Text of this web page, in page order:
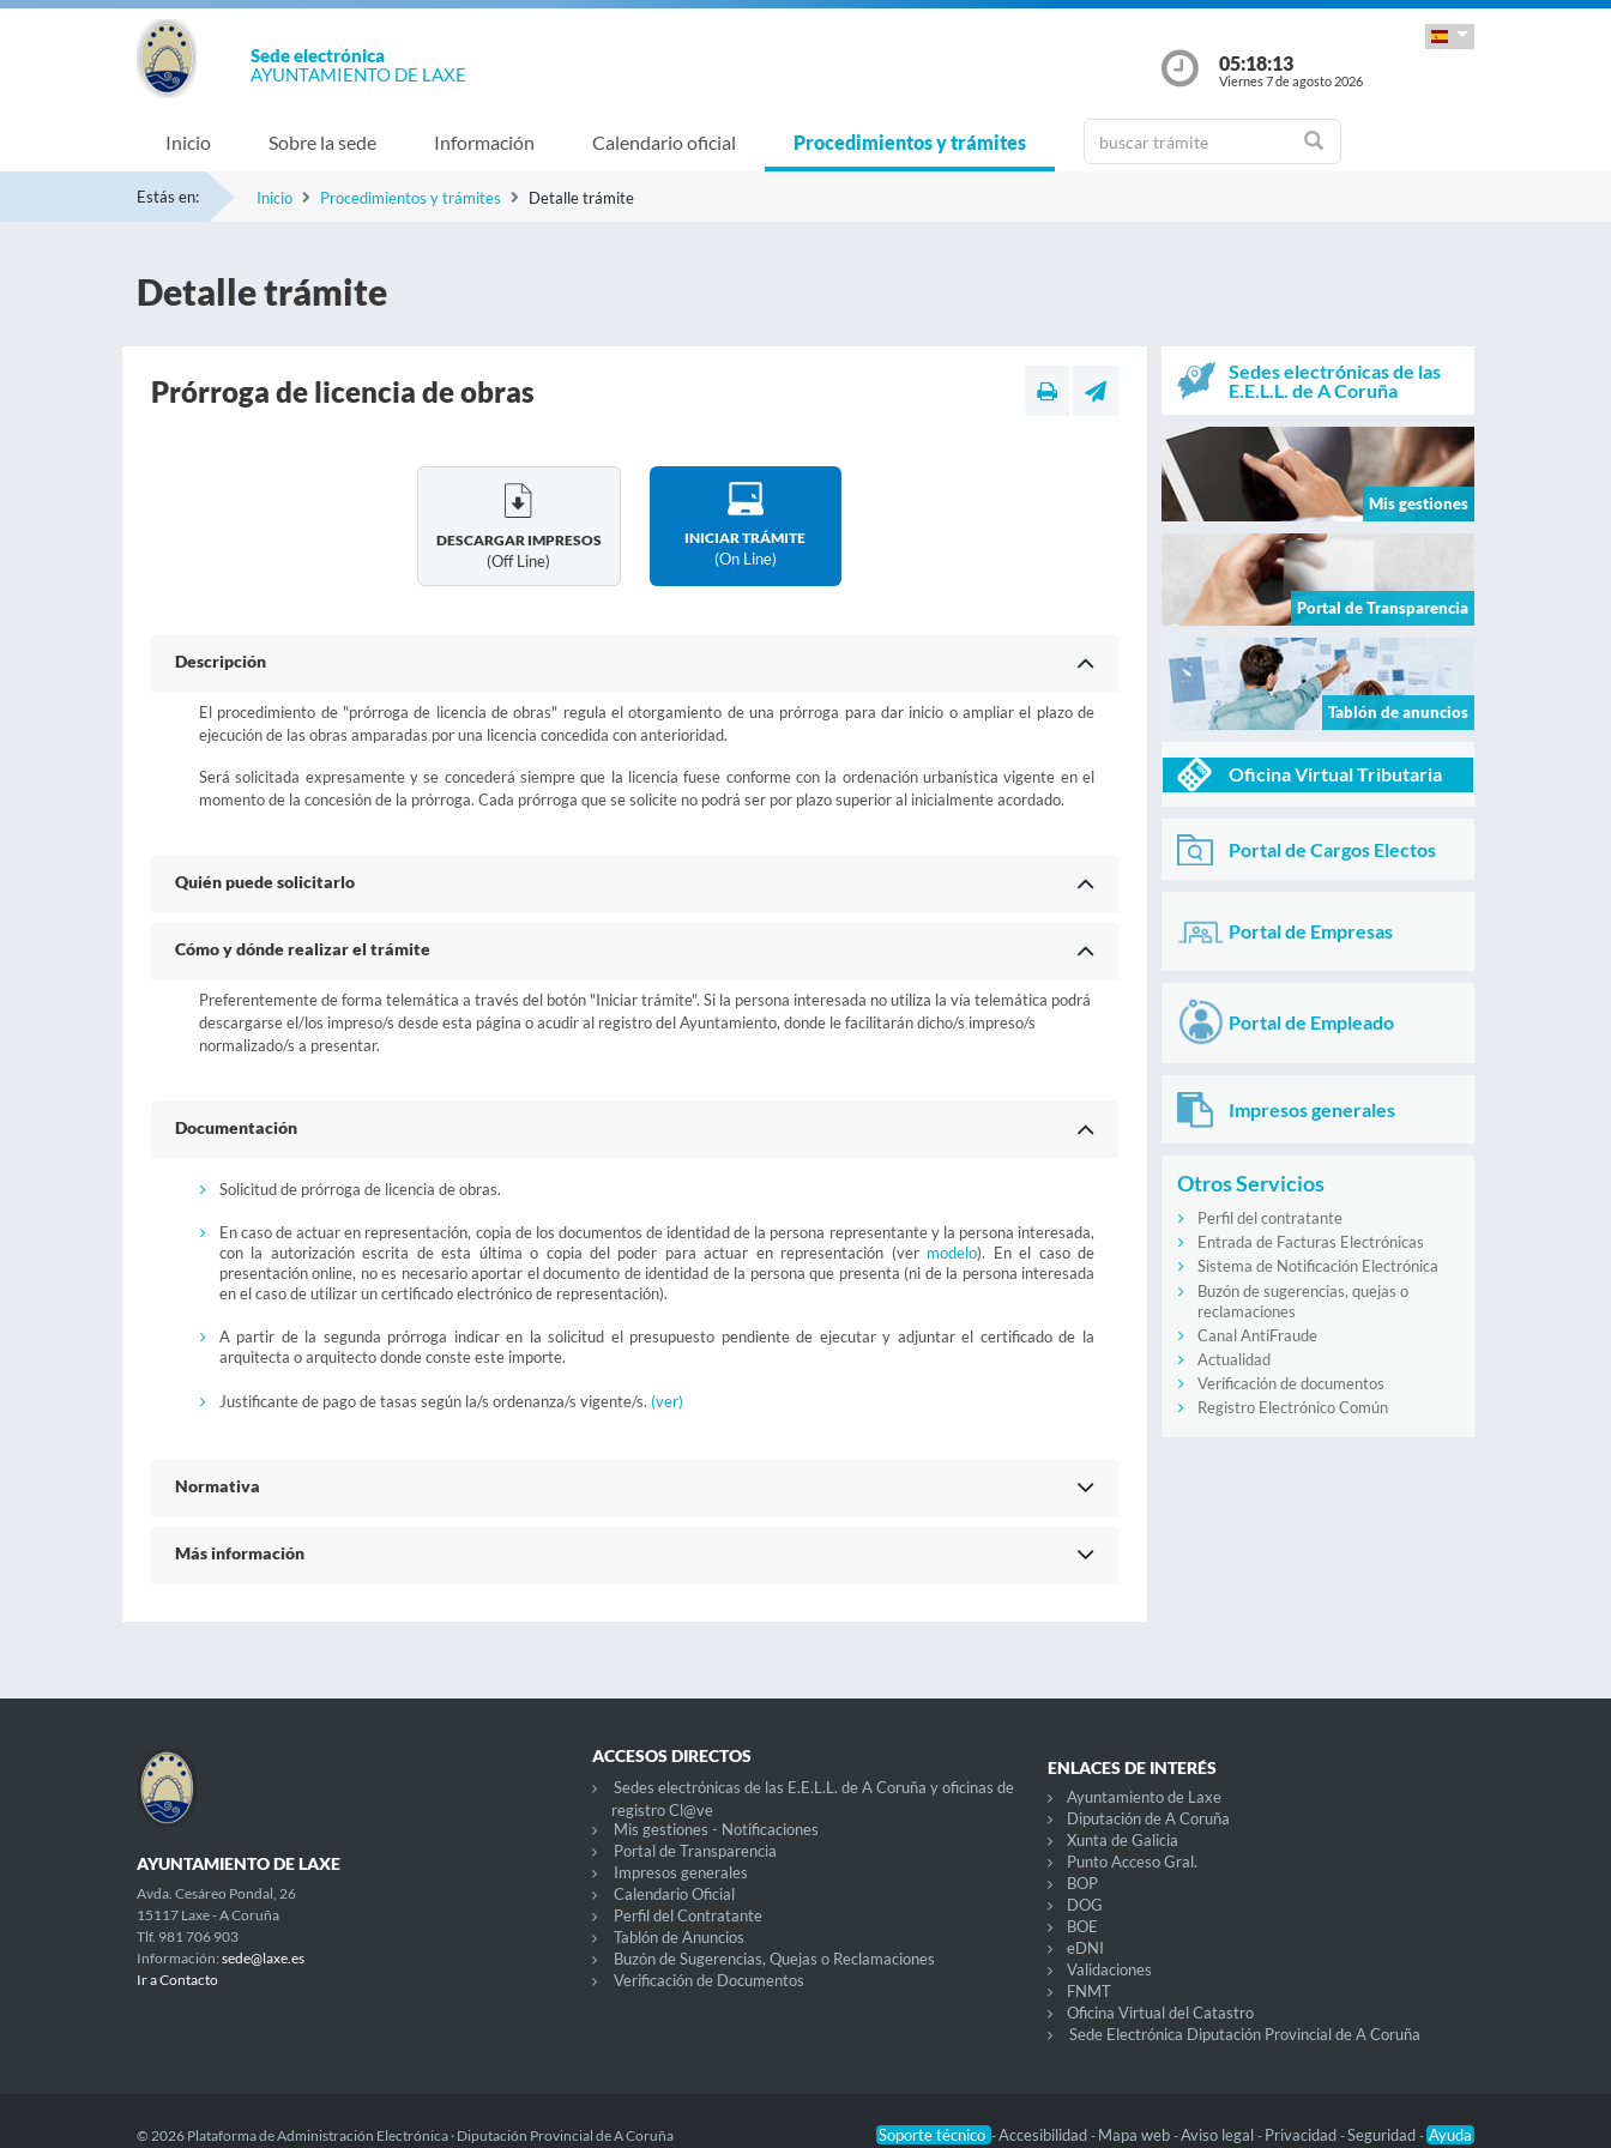
Sede electrónica
AYUNTAMIENTO DE LAXE
05:18:13
Viernes 7 de agosto 2026
Inicio Sobre la sede Información Calendario oficial Procedimientos y trámites
Estás en: Inicio Procedimientos y trámites Detalle trámite
Detalle trámite
Prórroga de licencia de obras
DESCARGAR IMPRESOS
(off Line)
INICIAR TRÁMITE
(on Line)
Descripción
El procedimiento de "prórroga de licencia de obras" regula el otorgamiento de una prórroga para dar inicio o ampliar el plazo de
ejecución de las obras amparadas por una licencia concedida con anterioridad.
Será solicitada expresamente y se concederá siempre que la licencia fuese conforme con la ordenación urbanística vigente en el
momento de la concesión de la prórroga. Cada prórroga que se solicite no podrá ser por plazo superior al inicialmente acordado.
Quién puede solicitarlo
Cómo y dónde realizar el trámite
Preferentemente de forma telemática a través del botón "Iniciar trámite". Si la persona interesada no utiliza la vía telemática podrá
descargarse el/los impreso/s desde esta página o acudir al registro del Ayuntamiento, donde le facilitarán dicho/s impreso/s
normalizado/s a presentar.
Documentación
Solicitud de prórroga de licencia de obras.
En caso de actuar en representación, copia de los documentos de identidad de la persona representante y la persona interesada,
con la autorización escrita de esta última o copia del poder para actuar en representación (ver modelo). En el caso de
presentación online, no es necesario aportar el documento de identidad de la persona que presenta (ni de la persona interesada
en el caso de utilizar un certificado electrónico de representación).
A partir de la segunda prórroga indicar en la solicitud el presupuesto pendiente de ejecutar y adjuntar el certificado de la
arquitecta o arquitecto donde conste este importe.
Justificante de pago de tasas según la/s ordenanza/s vigente/s. (ver)
Normativa
Más información
Sedes electrónicas de las
E.E.L.L. de A Coruña
Mis gestiones
Portal de Transparencia
Tablón de anuncios
Oficina Virtual Tributaria
Portal de Cargos Electos
Portal de Empresas
Portal de Empleado
Impresos generales
Otros Servicios
Perfil del contratante
Entrada de Facturas Electrónicas
Sistema de Notificación Electrónica
Buzón de sugerencias, quejas o
reclamaciones
Canal AntiFraude
Actualidad
Verificación de documentos
Registro Electrónico Común
AYUNTAMIENTO DE LAXE
Avda. Cesáreo Pondal, 26
15117 Laxe - A Coruña
Tlf. 981 706 903
Información: sede@laxe.es
Ir a Contacto
ACCESOS DIRECTOS
Sedes electrónicas de las E.E.L.L. de A Coruña y oficinas de
registro Cl@ve
Mis gestiones - Notificaciones
Portal de Transparencia
Impresos generales
Calendario Oficial
Perfil del Contratante
Tablón de Anuncios
Buzón de Sugerencias, Quejas o Reclamaciones
Verificación de Documentos
ENLACES DE INTERÉS
Ayuntamiento de Laxe
Diputación de A Coruña
Xunta de Galicia
Punto Acceso Gral.
BOP
DOG
BOE
eDNI
Validaciones
FNMT
Oficina Virtual del Catastro
Sede Electrónica Diputación Provincial de A Coruña
Soporte técnico -Accesibilidad - Mapa web -Aviso legal - Privacidad -Seguridad - Ayuda
© 2026 Plataforma de Administración Electrónica · Diputación Provincial de A Coruña